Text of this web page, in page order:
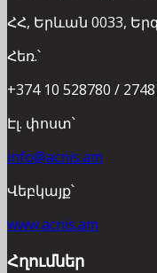
ՀՀ, Երևան 0033,
Հեռ.՝
+374 10 528780 /
Էլ. փոստ՝
info@acnis.am
Վեբկայք՝
www.acnis.am
Հղումներ